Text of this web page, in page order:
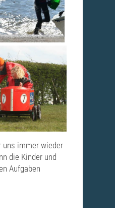
immer wieder
die Kinder und
Aufgaben